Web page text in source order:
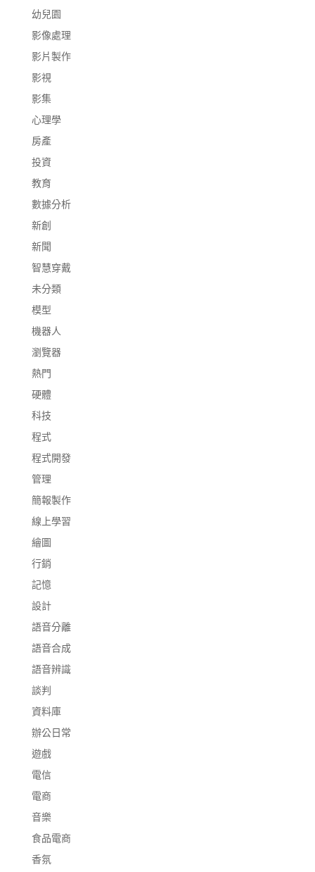
幼兒園
影像處理
影片製作
影視
影集
心理學
房產
投資
教育
數據分析
新創
新聞
智慧穿戴
未分類
模型
機器人
瀏覽器
熱門
硬體
科技
程式
程式開發
管理
簡報製作
線上學習
繪圖
行銷
記憶
設計
語音分離
語音合成
語音辨識
談判
資料庫
辦公日常
遊戲
電信
電商
音樂
食品電商
香氛